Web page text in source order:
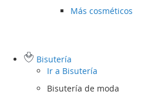
Más cosméticos
Bisutería
Ir a Bisutería
Bisutería de moda